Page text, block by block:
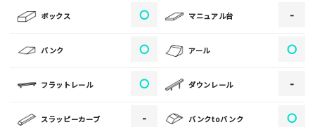
[text photo1alt placeholder "写真の解説※任意]
写真
ボックス 〇 マニュアル台 -
バンク 〇 アール 〇
フラットレール 〇 ダウンレール -
スラッピーカーブ - バンクtoバンク 〇